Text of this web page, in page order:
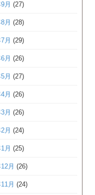
月 (27)
月 (28)
月 (29)
月 (26)
月 (27)
月 (26)
月 (26)
月 (24)
月 (25)
月 (26)
月 (24)